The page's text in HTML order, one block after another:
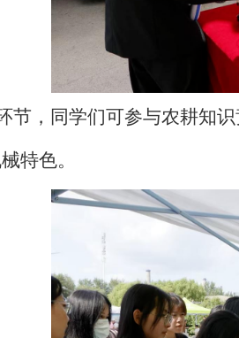
节，同学们可参与农耕知
特色。